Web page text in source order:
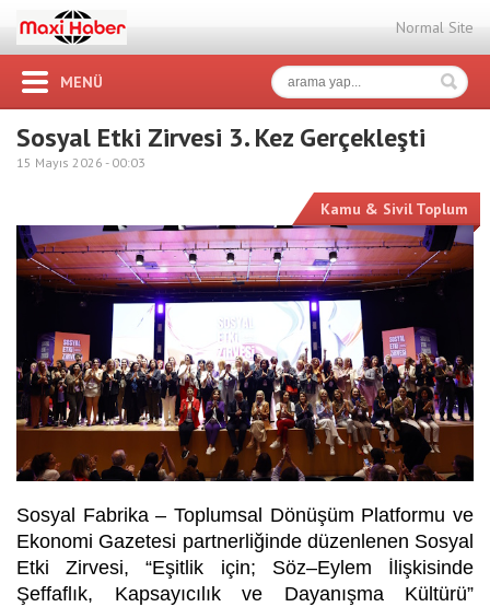
Normal Site
MENÜ
Sosyal Etki Zirvesi 3. Kez Gerçekleşti
15 Mayıs 2026 - 00:03
Kamu & Sivil Toplum
Sosyal Fabrika – Toplumsal Dönüşüm Platformu ve
Ekonomi Gazetesi partnerliğinde düzenlenen Sosyal
Etki Zirvesi, “Eşitlik için; Söz–Eylem İlişkisinde
Şeffaflık, Kapsayıcılık ve Dayanışma Kültürü”